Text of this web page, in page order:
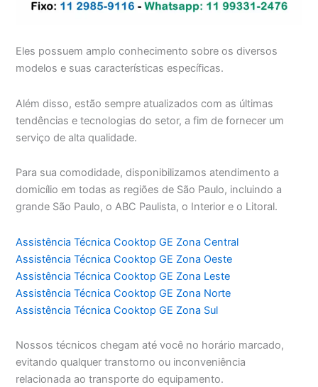
Eles possuem amplo conhecimento sobre os diversos
modelos e suas características específicas.
Além disso, estão sempre atualizados com as últimas
tendências e tecnologias do setor, a fim de fornecer um
serviço de alta qualidade.
Para sua comodidade, disponibilizamos atendimento a
domicílio em todas as regiões de São Paulo, incluindo a
grande São Paulo, o ABC Paulista, o Interior e o Litoral.
Assistência Técnica Cooktop GE Zona Central
Assistência Técnica Cooktop GE Zona Oeste
Assistência Técnica Cooktop GE Zona Leste
Assistência Técnica Cooktop GE Zona Norte
Assistência Técnica Cooktop GE Zona Sul
Nossos técnicos chegam até você no horário marcado,
evitando qualquer transtorno ou inconveniência
relacionada ao transporte do equipamento.